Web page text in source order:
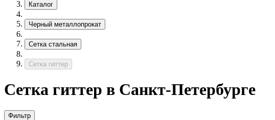
Каталог
Черный металлопрокат
Сетка стальная
Сетка гиттер
Сетка гиттер в Санкт-Петербурге
Фильтр